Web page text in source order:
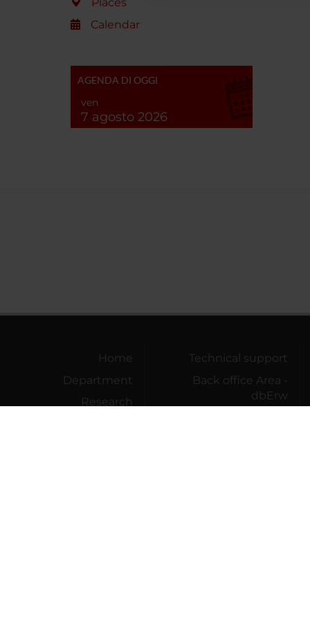
Calendar
AGENDA DI OGGI
ven
7 agosto 2026
Home
Department
Research
Technical support
Back office Area -
dbErw